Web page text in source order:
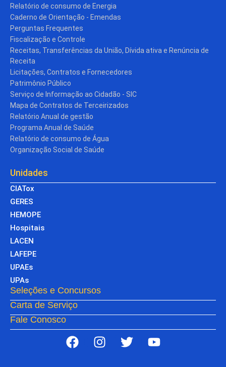
Relatório de consumo de Energia
Caderno de Orientação - Emendas
Perguntas Frequentes
Fiscalização e Controle
Receitas, Transferências da União, Dívida ativa e Renúncia de
Receita
Licitações, Contratos e Fornecedores
Patrimônio Público
Serviço de Informação ao Cidadão - SIC
Mapa de Contratos de Terceirizados
Relatório Anual de gestão
Programa Anual de Saúde
Relatório de consumo de Água
Organização Social de Saúde
Unidades
CIATox
GERES
HEMOPE
Hospitais
LACEN
LAFEPE
UPAEs
UPAs
Seleções e Concursos
Carta de Serviço
Fale Conosco